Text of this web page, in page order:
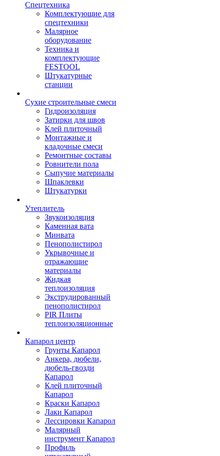
Спецтехника
Комплектующие для
спецтехники
Малярное
оборудование
Техника и
комплектующие
FESTOOL
Штукатурные
станции
Сухие строительные смеси
Гидроизоляция
Затирки для швов
Клей плиточный
Монтажные и
кладочные смеси
Ремонтные составы
Ровнители пола
Сыпучие материалы
Шпаклевки
Штукатурки
Утеплитель
Звукоизоляция
Каменная вата
Минвата
Пенополистирол
Укрывочные и
отражающие
материалы
Жидкая
теплоизоляция
Экструдированный
пенополистирол
PIR Плиты
теплоизоляционные
Капарол центр
Грунты Капарол
Анкера, дюбели,
дюбель-гвозди
Капарол
Клей плиточный
Капарол
Краски Капарол
Лаки Капарол
Лессировки Капарол
Малярный
инструмент Капарол
Профиль